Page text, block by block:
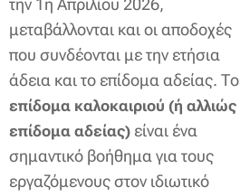
την 1η Απριλίου 2026,
μεταβάλλονται και οι αποδοχές
που συνδέονται με την ετήσια
άδεια και το επίδομα αδείας. Το
επίδομα καλοκαιριού (ή αλλιώς
επίδομα αδείας) είναι ένα
σημαντικό βοήθημα για τους
εργαζόμενους στον ιδιωτικό